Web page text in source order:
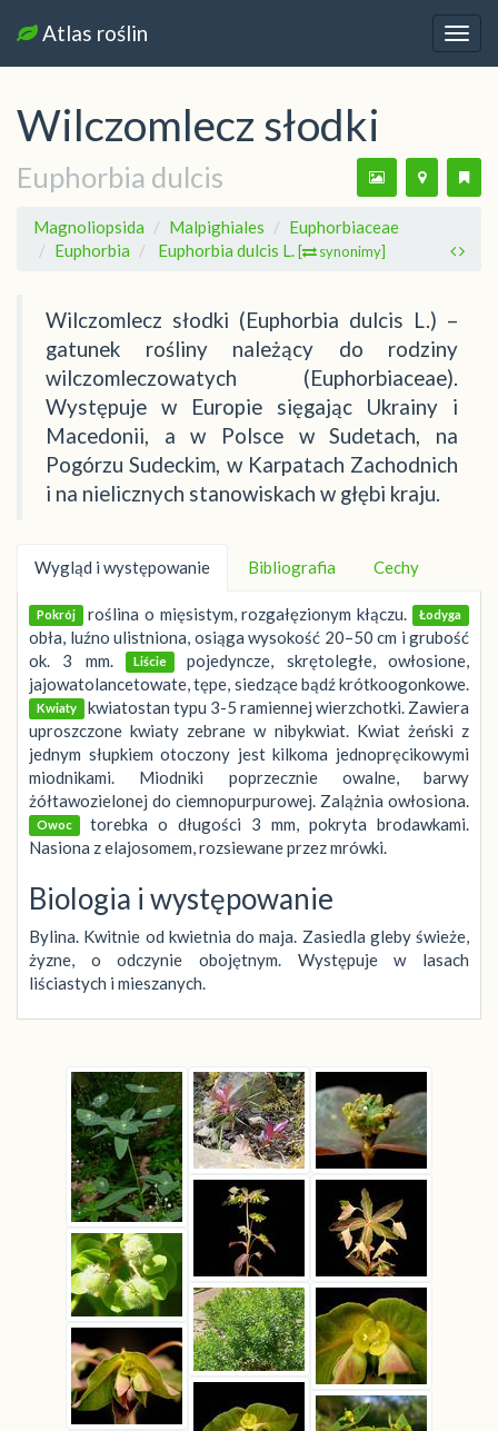
Atlas roślin
Wilczomlecz słodki
Euphorbia dulcis
Magnoliopsida Malpighiales
Euphorbiaceae
Euphorbia
Euphorbia dulcis L. [ synonimy]
Wilczomlecz słodki (Euphorbia dulcis L.) –
gatunek rośliny należący do rodziny
wilczomleczowatych (Euphorbiaceae).
Występuje w Europie sięgając Ukrainy i
Macedonii, a w Polsce w Sudetach, na
Pogórzu Sudeckim, w Karpatach Zachodnich
i na nielicznych stanowiskach w głębi kraju.
Wygląd i występowanie Bibliografia Cechy
Pokrój roślina o mięsistym, rozgałęzionym kłączu. Łodyga
obła, luźno ulistniona, osiąga wysokość 20–50 cm i grubość
ok. 3 mm.
Liście pojedyncze, skrętoległe, owłosione,
jajowatolancetowate, tępe, siedzące bądź krótkoogonkowe.
Kwiaty kwiatostan typu 3-5 ramiennej wierzchotki. Zawiera
uproszczone kwiaty zebrane w nibykwiat. Kwiat żeński z
jednym słupkiem otoczony jest kilkoma jednopręcikowymi
miodnikami. Miodniki poprzecznie owalne, barwy
żółtawozielonej do ciemnopurpurowej. Zalążnia owłosiona.
Owoc torebka o długości 3 mm, pokryta brodawkami.
Nasiona z elajosomem, rozsiewane przez mrówki.
Biologia i występowanie
Bylina. Kwitnie od kwietnia do maja. Zasiedla gleby świeże,
żyzne, o odczynie obojętnym. Występuje w lasach
liściastych i mieszanych.